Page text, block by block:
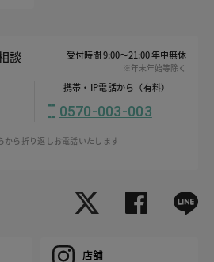
談 受付時間 9:00～21:00 年中無休
※年末年始等除く
携帯・IP電話から（有料）
0570-003-003
ら折り返しお電話いたします
店舗